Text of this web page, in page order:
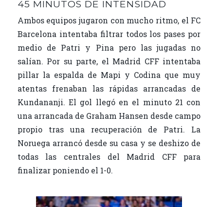
45 MINUTOS DE INTENSIDAD
Ambos equipos jugaron con mucho ritmo, el FC
Barcelona intentaba filtrar todos los pases por
medio de Patri y Pina pero las jugadas no
salían. Por su parte, el Madrid CFF intentaba
pillar la espalda de Mapi y Codina que muy
atentas frenaban las rápidas arrancadas de
Kundananji. El gol llegó en el minuto 21 con
una arrancada de Graham Hansen desde campo
propio tras una recuperación de Patri. La
Noruega arrancó desde su casa y se deshizo de
todas las centrales del Madrid CFF para
finalizar poniendo el 1-0.